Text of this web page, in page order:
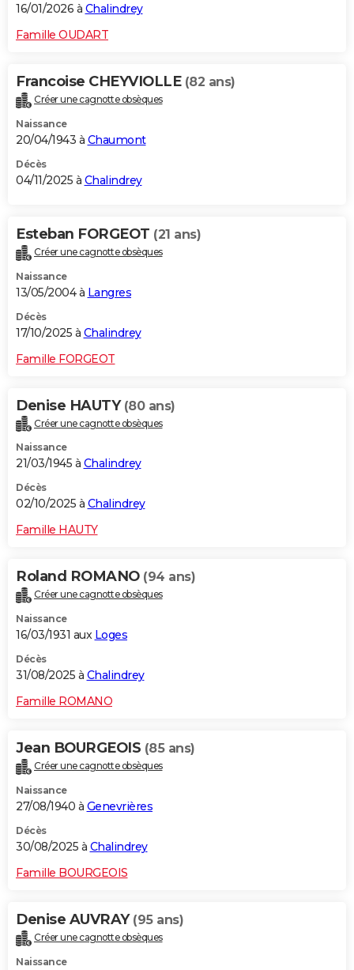
S'inscrire
Se connecter
Lycées
Collèges
Primaires
Universités
Entreprises
Service militaire
Avis de recherche
AVIS DE DÉCÈS
FORUM
16/01/2026 à Chalindrey
Famille OUDART
Francoise CHEYVIOLLE (82 ans)
Créer une cagnotte obsèques
Naissance
20/04/1943 à Chaumont
Décès
04/11/2025 à Chalindrey
Esteban FORGEOT (21 ans)
Créer une cagnotte obsèques
Naissance
13/05/2004 à Langres
Décès
17/10/2025 à Chalindrey
Famille FORGEOT
Denise HAUTY (80 ans)
Créer une cagnotte obsèques
Naissance
21/03/1945 à Chalindrey
Décès
02/10/2025 à Chalindrey
Famille HAUTY
Roland ROMANO (94 ans)
Créer une cagnotte obsèques
Naissance
16/03/1931 aux Loges
Décès
31/08/2025 à Chalindrey
Famille ROMANO
Jean BOURGEOIS (85 ans)
Créer une cagnotte obsèques
Naissance
27/08/1940 à Genevrières
Décès
30/08/2025 à Chalindrey
Famille BOURGEOIS
Denise AUVRAY (95 ans)
Créer une cagnotte obsèques
Naissance